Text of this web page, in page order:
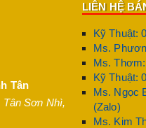
tạo thành hàng rào bảo vệ
Sơn 2K Galant Hard Tex
thời gian và chi phí nhân
: Giúp bề mặt sắt thép trở nên
Tân
Tân Sơn Nhì,
LIÊN HỆ
Kỹ Thuật:
Ms.
Ms.
Kỹ Thuật:
Ms. Ngọc
(Zalo)
Ms. Kim